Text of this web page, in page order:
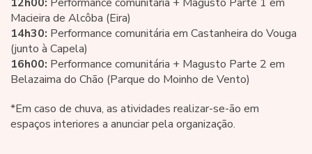
Macieira de Alcôba (Eira)
14h30: Performance comunitária em Castanheira do Vouga
(junto à Capela)
16h00: Performance comunitária + Magusto Parte 2 em
Belazaima do Chão (Parque do Moinho de Vento)
*Em caso de chuva, as atividades realizar-se-ão em
espaços interiores a anunciar pela organização.